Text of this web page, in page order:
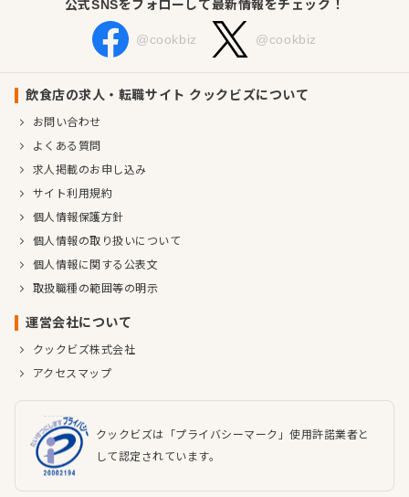
公式SNSをフォローして最新情報をチェック！
@cookbiz @cookbiz
飲食店の求人・転職サイト クックビズについて
お問い合わせ
よくある質問
求人掲載のお申し込み
サイト利用規約
個人情報保護方針
個人情報の取り扱いについて
個人情報に関する公表文
取扱職種の範囲等の明示
運営会社について
クックビズ株式会社
アクセスマップ
クックビズは「プライバシーマーク」使用許諾業者と
して認定されています。